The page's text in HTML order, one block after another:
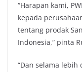
“Harapan kami,
kepada
tentang prodak
Indonesia,” pinta
“Dan selama